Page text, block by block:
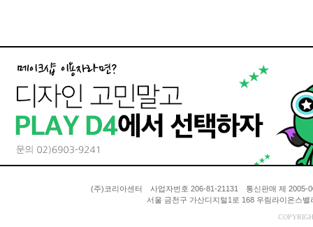
(주)코리아센터 사업자번호 206-81-21131 통신판매 제
서울 금천구 가산디지털1로 168 우림라이온